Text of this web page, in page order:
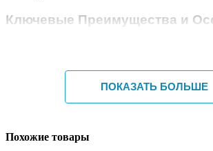
Ключевые Преимущества и
бокс выделяется рядом уникальных
бокса, изготовленный методом
к коррозии солями и щелочами,
ПОКАЗАТЬ БОЛЬШЕ
Похожие товары